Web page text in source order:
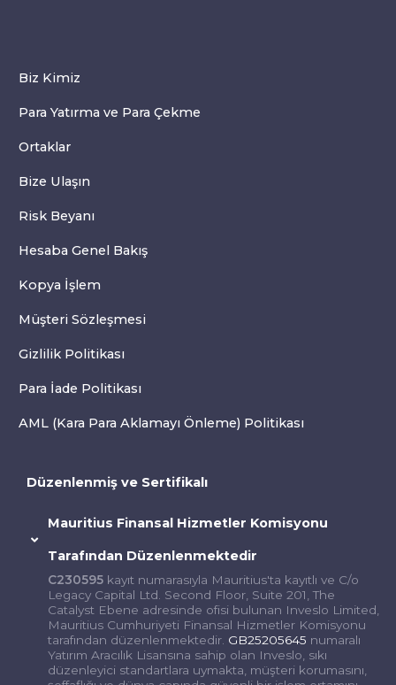
Biz Kimiz
Para Yatırma ve Para Çekme
Ortaklar
Bize Ulaşın
Risk Beyanı
Hesaba Genel Bakış
Kopya İşlem
Müşteri Sözleşmesi
Gizlilik Politikası
Para İade Politikası
AML (Kara Para Aklamayı Önleme) Politikası
Düzenlenmiş ve Sertifikalı
Mauritius Finansal Hizmetler Komisyonu
Tarafından Düzenlenmektedir
C230595 kayıt numarasıyla Mauritius'ta kayıtlı ve C/o
Legacy Capital Ltd. Second Floor, Suite 201, The
Catalyst Ebene adresinde ofisi bulunan Inveslo Limited,
Mauritius Cumhuriyeti Finansal Hizmetler Komisyonu
tarafından düzenlenmektedir. GB25205645 numaralı
Yatırım Aracılık Lisansına sahip olan Inveslo, sıkı
düzenleyici standartlara uymakta, müşteri korumasını,